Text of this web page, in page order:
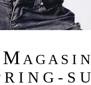
M A G A S I
R I N G - S